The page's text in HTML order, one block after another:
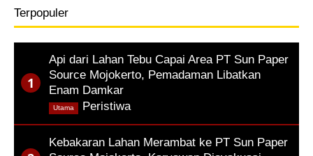
Terpopuler
Api dari Lahan Tebu Capai Area PT Sun Paper
Source Mojokerto, Pemadaman Libatkan
Enam Damkar
Peristiwa
Utama
Kebakaran Lahan Merambat ke PT Sun Paper